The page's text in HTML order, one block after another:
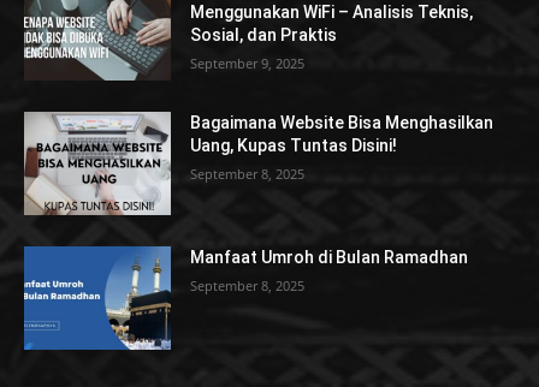
Menggunakan WiFi – Analisis Teknis,
Sosial, dan Praktis
September 9, 2025
Bagaimana Website Bisa Menghasilkan
Uang, Kupas Tuntas Disini!
September 8, 2025
Manfaat Umroh di Bulan Ramadhan
September 8, 2025